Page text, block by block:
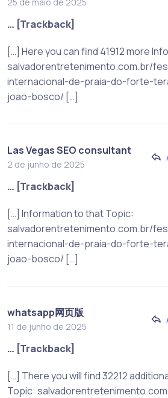
… [Trackback]
[…] Here you can find 41912 more
salvadorentretenimento.com.br/
internacional-de-praia-do-forte-
joao-bosco/ […]
Las Vegas SEO consultant
2 de junho de 2025
… [Trackback]
[…] Information to that Topic:
salvadorentretenimento.com.br/
internacional-de-praia-do-forte-
joao-bosco/ […]
whatsapp网页版
11 de junho de 2025
… [Trackback]
[…] There you will find 32212
Topic: